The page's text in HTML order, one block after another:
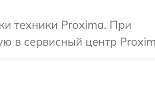
техники Proxima. При
в сервисный центр